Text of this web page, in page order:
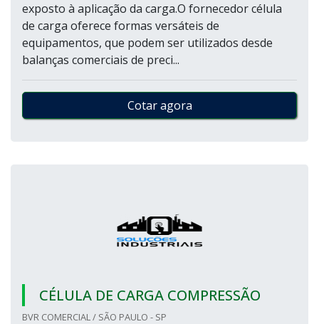
exposto à aplicação da carga.O fornecedor célula
de carga oferece formas versáteis de
equipamentos, que podem ser utilizados desde
balanças comerciais de preci...
Cotar agora
CÉLULA DE CARGA COMPRESSÃO
BVR COMERCIAL / SÃO PAULO - SP